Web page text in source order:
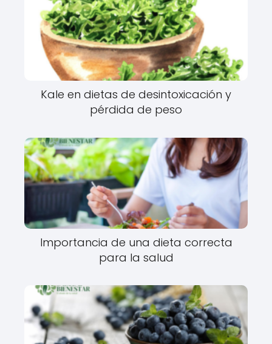
Kale en dietas de desintoxicación y
pérdida de peso
Importancia de una dieta correcta
para la salud